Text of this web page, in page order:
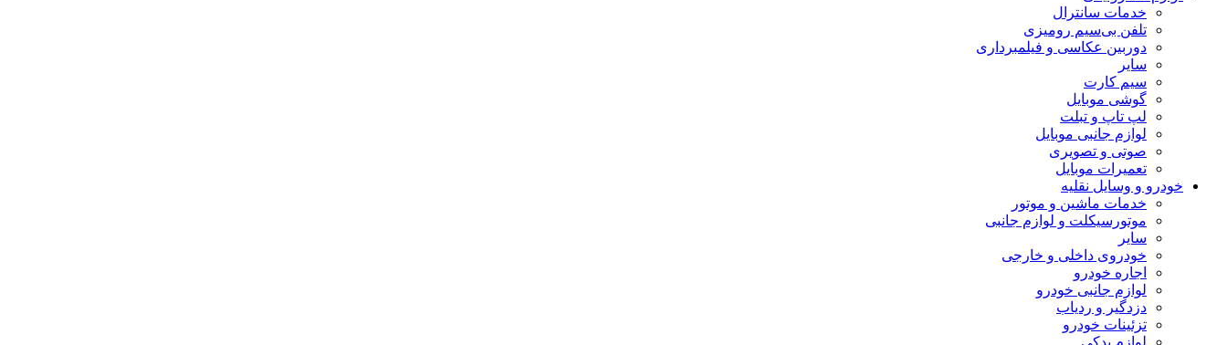
خدمات سانترال
تلفن بی‌سیم رومیزی
دوربین عکاسی و فیلمبرداری
سایر
سیم کارت
گوشی موبایل
لپ تاپ و تبلت
لوازم جانبی موبایل
صوتی و تصویری
تعمیرات موبایل
خودرو و وسایل نقلیه
خدمات ماشین و موتور
موتورسیکلت و لوازم جانبی
سایر
خودروی داخلی و خارجی
اجاره خودرو
لوازم جانبی خودرو
دزدگیر و ردیاب
تزئینات خودرو